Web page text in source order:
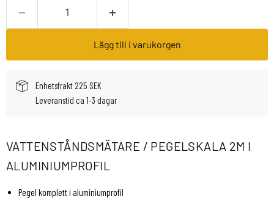
Lägg till i varukorgen
Enhetsfrakt 225 SEK
Leveranstid ca 1-3 dagar
VATTENSTÅNDSMÄTARE / PEGELSKALA 2M I
ALUMINIUMPROFIL
Pegel komplett i aluminiumprofil